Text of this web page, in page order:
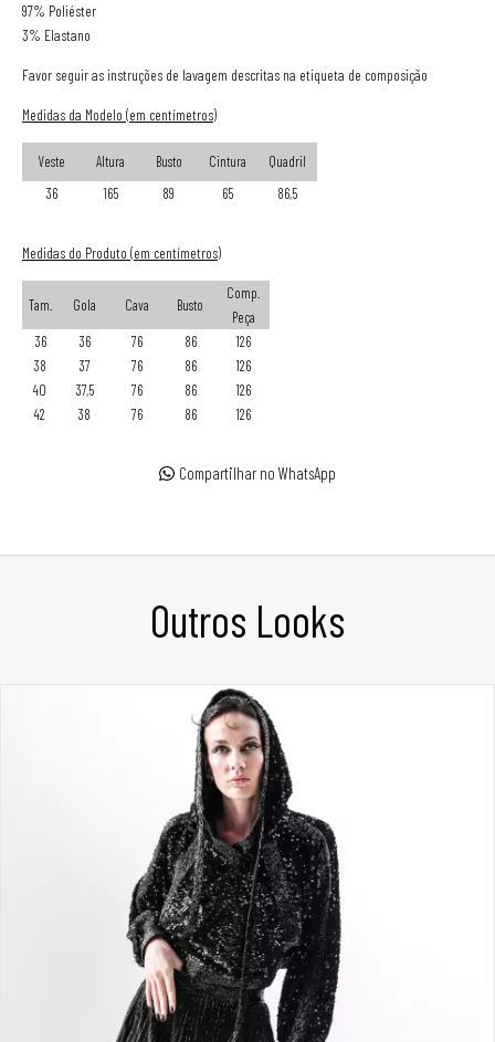
97% Poliéster
3% Elastano
Favor seguir as instruções de lavagem descritas na etiqueta de composição
Medidas da Modelo (em centímetros)
Veste Altura Busto Cintura
Quadril
36
165 89 65 86,5
Medidas do Produto (em centímetros)
Tam. Gola Cava Busto
Comp.
Peça
36
36 76 86
126
38
37 76 86
126
40
37,5 76 86
126
42
38 76 86 126
Compartilhar no WhatsApp
Outros Looks